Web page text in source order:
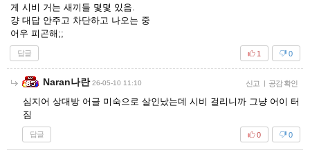
게 시비 거는 새끼들 몇몇 있음.
걍 대답 안주고 차단하고 나오는 중
어우 피곤해;;
답글 0
1
Naran나란 26-05-10 11:10 신고 | 공감 확인
심지어 상대방 어글 미숙으로 살인났는데 시비 걸리니까 그냥 어이 터
짐
답글 0
0